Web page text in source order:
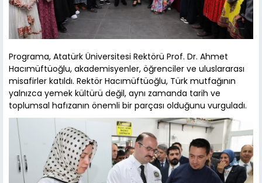
Programa, Atatürk Üniversitesi Rektörü Prof. Dr. Ahmet
Hacımüftüoğlu, akademisyenler, öğrenciler ve uluslararası
misafirler katıldı. Rektör Hacımüftüoğlu, Türk mutfağının
yalnızca yemek kültürü değil, aynı zamanda tarih ve
toplumsal hafızanın önemli bir parçası olduğunu vurguladı.